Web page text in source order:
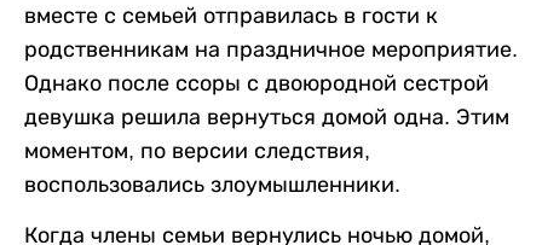
вместе с семьей отправилась в гости к
родственникам на праздничное мероприятие.
Однако после ссоры с двоюродной сестрой
девушка решила вернуться домой одна. Этим
моментом, по версии следствия,
воспользовались злоумышленники.
Когда члены семьи вернулись ночью домой,